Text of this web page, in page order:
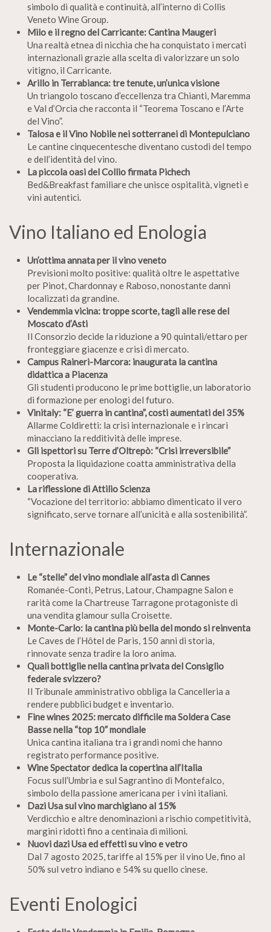
simbolo di qualità e continuità, all’interno di Collis
Veneto Wine Group.
Milo e il regno del Carricante: Cantina Maugeri
Una realtà etnea di nicchia che ha conquistato i mercati
internazionali grazie alla scelta di valorizzare un solo
vitigno, il Carricante.
Arillo in Terrabianca: tre tenute, un’unica visione
Un triangolo toscano d’eccellenza tra Chianti, Maremma
e Val d’Orcia che racconta il “Teorema Toscano e l’Arte
del Vino”.
Talosa e il Vino Nobile nei sotterranei di Montepulciano
Le cantine cinquecentesche diventano custodi del tempo
e dell’identità del vino.
La piccola oasi del Collio firmata Pichech
Bed&Breakfast familiare che unisce ospitalità, vigneti e
vini autentici.
Vino Italiano ed Enologia
Un’ottima annata per il vino veneto
Previsioni molto positive: qualità oltre le aspettative
per Pinot, Chardonnay e Raboso, nonostante danni
localizzati da grandine.
Vendemmia vicina: troppe scorte, tagli alle rese del
Moscato d’Asti
Il Consorzio decide la riduzione a 90 quintali/ettaro per
fronteggiare giacenze e crisi di mercato.
Campus Raineri-Marcora: inaugurata la cantina
didattica a Piacenza
Gli studenti producono le prime bottiglie, un laboratorio
di formazione per enologi del futuro.
Vinitaly: “E’ guerra in cantina”, costi aumentati del 35%
Allarme Coldiretti: la crisi internazionale e i rincari
minacciano la redditività delle imprese.
Gli ispettori su Terre d’Oltrepò: “Crisi irreversibile”
Proposta la liquidazione coatta amministrativa della
cooperativa.
La riflessione di Attilio Scienza
“Vocazione del territorio: abbiamo dimenticato il vero
significato, serve tornare all’unicità e alla sostenibilità”.
Internazionale
Le “stelle” del vino mondiale all’asta di Cannes
Romanée-Conti, Petrus, Latour, Champagne Salon e
rarità come la Chartreuse Tarragone protagoniste di
una vendita glamour sulla Croisette.
Monte-Carlo: la cantina più bella del mondo si reinventa
Le Caves de l’Hôtel de Paris, 150 anni di storia,
rinnovate senza tradire la loro anima.
Quali bottiglie nella cantina privata del Consiglio
federale svizzero?
Il Tribunale amministrativo obbliga la Cancelleria a
rendere pubblici budget e inventario.
Fine wines 2025: mercato difficile ma Soldera Case
Basse nella “top 10” mondiale
Unica cantina italiana tra i grandi nomi che hanno
registrato performance positive.
Wine Spectator dedica la copertina all’Italia
Focus sull’Umbria e sul Sagrantino di Montefalco,
simbolo della passione americana per i vini italiani.
Dazi Usa sul vino marchigiano al 15%
Verdicchio e altre denominazioni a rischio competitività,
margini ridotti fino a centinaia di milioni.
Nuovi dazi Usa ed effetti su vino e vetro
Dal 7 agosto 2025, tariffe al 15% per il vino Ue, fino al
50% sul vetro indiano e 54% su quello cinese.
Eventi Enologici